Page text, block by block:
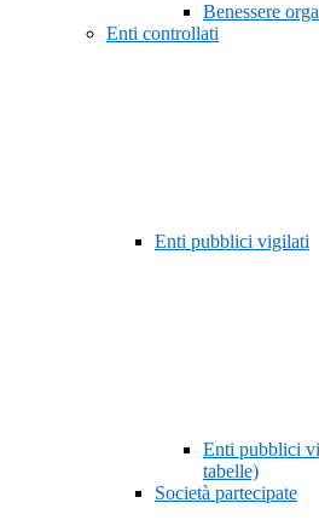
Benessere
Enti controllati
Enti pubblici vigilati
Enti pubblici
tabelle)
Società partecipate